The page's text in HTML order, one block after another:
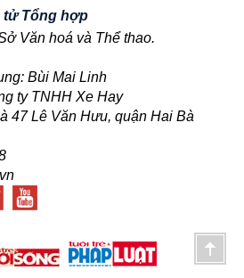
tử Tổng hợp
Văn hoá và Thể thao.
Bùi Mai Linh
ty TNHH Xe Hay
47 Lê Văn Hưu, quận Hai Bà